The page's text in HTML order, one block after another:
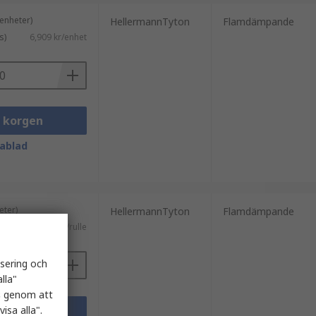
6,909 kr/enhet
korgen
HellermannTyton Flamdämpande
304,42 kr/rulle
korgen
HellermannTyton Flamdämpande
och
genom att
alla".